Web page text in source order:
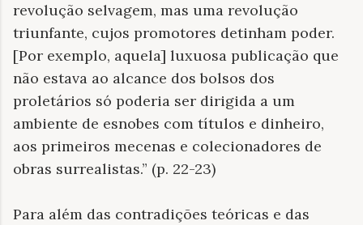
revolução selvagem, mas uma revolução
triunfante, cujos promotores detinham poder.
[Por exemplo, aquela] luxuosa publicação que
não estava ao alcance dos bolsos dos
proletários só poderia ser dirigida a um
ambiente de esnobes com títulos e dinheiro,
aos primeiros mecenas e colecionadores de
obras surrealistas.” (p. 22-23)
Para além das contradições teóricas e das